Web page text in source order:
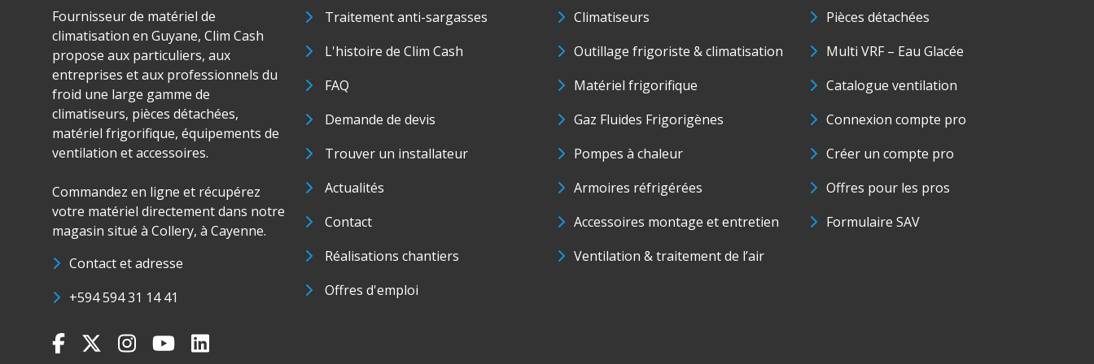
Fournisseur de matériel de
climatisation en Guyane, Clim Cash
propose aux particuliers, aux
entreprises et aux professionnels du
froid une large gamme de
climatiseurs, pièces détachées,
matériel frigorifique, équipements de
ventilation et accessoires.
Commandez en ligne et récupérez
votre matériel directement dans notre
magasin situé à Collery, à Cayenne.
Contact et adresse
+594 594 31 14 41
Traitement anti-sargasses
L'histoire de Clim Cash
FAQ
Demande de devis
Trouver un installateur
Actualités
Contact
Réalisations chantiers
Offres d'emploi
Climatiseurs
Outillage frigoriste & climatisation
Matériel frigorifique
Gaz Fluides Frigorigènes
Pompes à chaleur
Armoires réfrigérées
Accessoires montage et entretien
Ventilation & traitement de l’air
Pièces détachées
Multi VRF – Eau Glacée
Catalogue ventilation
Connexion compte pro
Créer un compte pro
Offres pour les pros
Formulaire SAV